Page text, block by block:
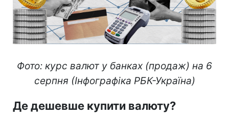
Фото: курс валют у банках (продаж) на 6
серпня (Інфографіка РБК-Україна)
Де дешевше купити валюту?